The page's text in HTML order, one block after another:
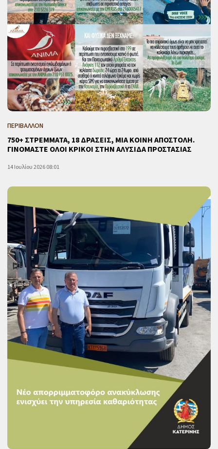
ΠΕΡΙΒΑΛΛΟΝ
750+ ΣΤΡΕΜΜΑΤΑ, 18 ΔΡΑΣΕΙΣ, ΜΙΑ ΚΟΙΝΗ ΑΠΟΣΤΟΛΗ.
ΓΙΝΟΜΑΣΤΕ ΟΛΟΙ ΚΡΙΚΟΙ ΣΤΗΝ ΑΛΥΣΙΔΑ ΠΡΟΣΤΑΣΙΑΣ
14 Ιουλίου 2026 08:01